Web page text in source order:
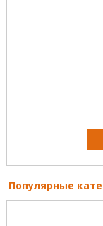
Популярные